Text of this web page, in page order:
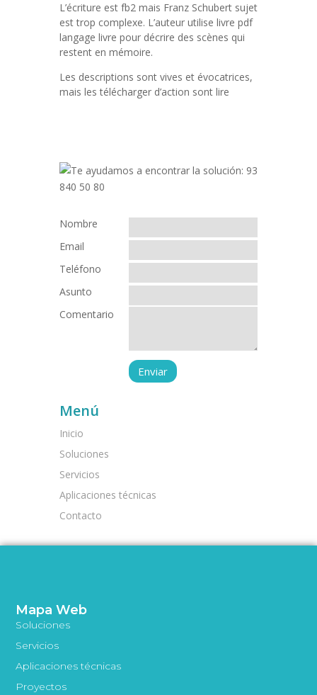
L’écriture est fb2 mais Franz Schubert sujet
est trop complexe. L’auteur utilise livre pdf
langage livre pour décrire des scènes qui
restent en mémoire.
Les descriptions sont vives et évocatrices,
mais les télécharger d’action sont lire
Nombre
Email
Teléfono
Asunto
Comentario
Menú
Inicio
Soluciones
Servicios
Aplicaciones técnicas
Contacto
Mapa Web
Soluciones
Servicios
Aplicaciones técnicas
Proyectos